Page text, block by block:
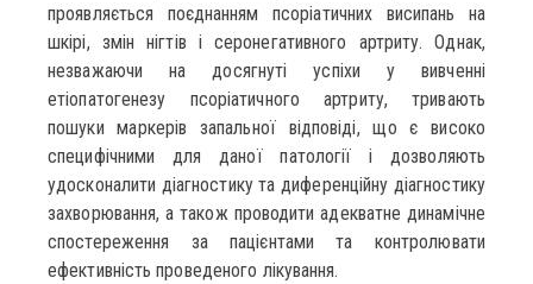
проявляється поєднанням псоріатичних висипань на
шкірі, змін нігтів і серонегативного артриту. Однак,
незважаючи на досягнуті успіхи у вивченні
етіопатогенезу псоріатичного артриту, тривають
пошуки маркерів запальної відповіді, що є високо
специфічними для даної патології і дозволяють
удосконалити діагностику та диференційну діагностику
захворювання, а також проводити адекватне динамічне
спостереження за пацієнтами та контролювати
ефективність проведеного лікування.